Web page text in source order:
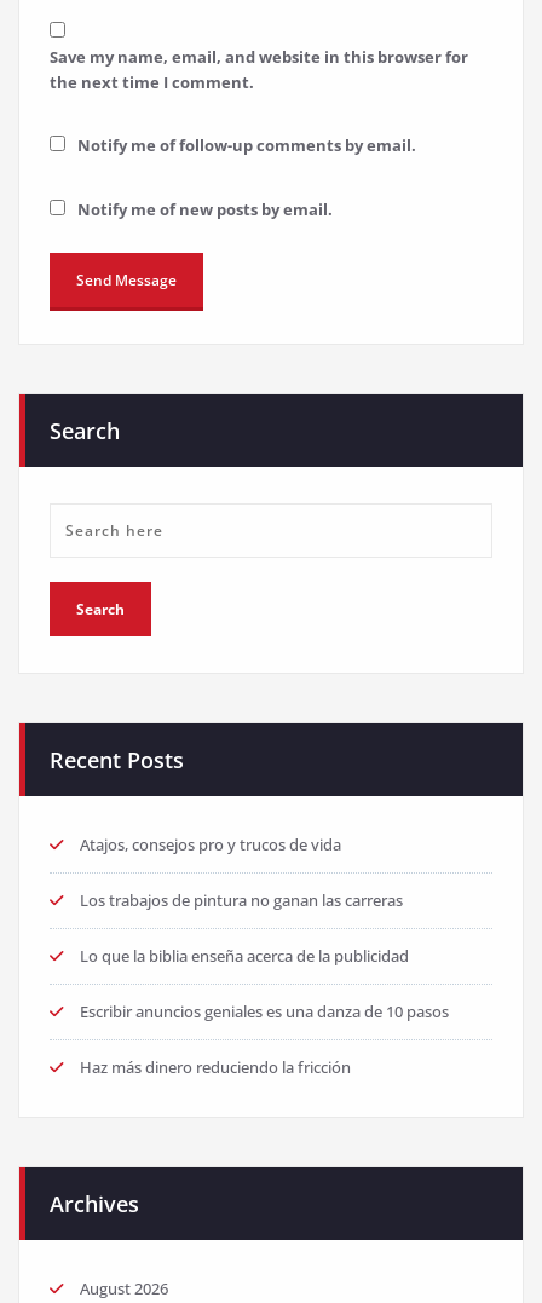
Save my name, email, and website in this browser for
the next time I comment.
Notify me of follow-up comments by email.
Notify me of new posts by email.
Search
Recent Posts
Atajos, consejos pro y trucos de vida
Los trabajos de pintura no ganan las carreras
Lo que la biblia enseña acerca de la publicidad
Escribir anuncios geniales es una danza de 10 pasos
Haz más dinero reduciendo la fricción
Archives
August 2026